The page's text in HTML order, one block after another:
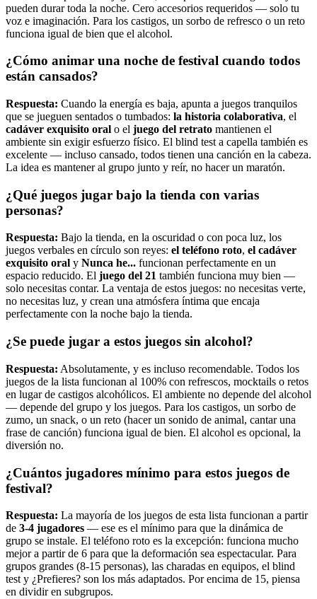
pueden durar toda la noche. Cero accesorios requeridos — solo tu
voz e imaginación. Para los castigos, un sorbo de refresco o un reto
funciona igual de bien que el alcohol.
¿Cómo animar una noche de festival cuando todos
están cansados?
Respuesta: Cuando la energía es baja, apunta a juegos tranquilos
que se jueguen sentados o tumbados: la historia colaborativa, el
cadáver exquisito oral o el juego del retrato mantienen el
ambiente sin exigir esfuerzo físico. El blind test a capella también es
excelente — incluso cansado, todos tienen una canción en la cabeza.
La idea es mantener al grupo junto y reír, no hacer un maratón.
¿Qué juegos jugar bajo la tienda con varias
personas?
Respuesta: Bajo la tienda, en la oscuridad o con poca luz, los
juegos verbales en círculo son reyes: el teléfono roto, el cadáver
exquisito oral y Nunca he... funcionan perfectamente en un
espacio reducido. El juego del 21 también funciona muy bien —
solo necesitas contar. La ventaja de estos juegos: no necesitas verte,
no necesitas luz, y crean una atmósfera íntima que encaja
perfectamente con la noche bajo la tienda.
¿Se puede jugar a estos juegos sin alcohol?
Respuesta: Absolutamente, y es incluso recomendable. Todos los
juegos de la lista funcionan al 100% con refrescos, mocktails o retos
en lugar de castigos alcohólicos. El ambiente no depende del alcohol
— depende del grupo y los juegos. Para los castigos, un sorbo de
zumo, un snack, o un reto (hacer un sonido de animal, cantar una
frase de canción) funciona igual de bien. El alcohol es opcional, la
diversión no.
¿Cuántos jugadores mínimo para estos juegos de
festival?
Respuesta: La mayoría de los juegos de esta lista funcionan a partir
de 3-4 jugadores — ese es el mínimo para que la dinámica de
grupo se instale. El teléfono roto es la excepción: funciona mucho
mejor a partir de 6 para que la deformación sea espectacular. Para
grupos grandes (8-15 personas), las charadas en equipos, el blind
test y ¿Prefieres? son los más adaptados. Por encima de 15, piensa
en dividir en subgrupos.